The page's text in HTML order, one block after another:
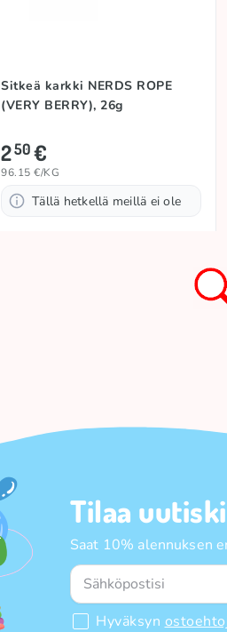
Sitkeä karkki NERDS ROPE
(VERY BERRY), 26g
250€
96.15 €/KG
Tällä hetkellä meillä ei ole
Tilaa
Saat 10% alennuksen
Hyväksyn